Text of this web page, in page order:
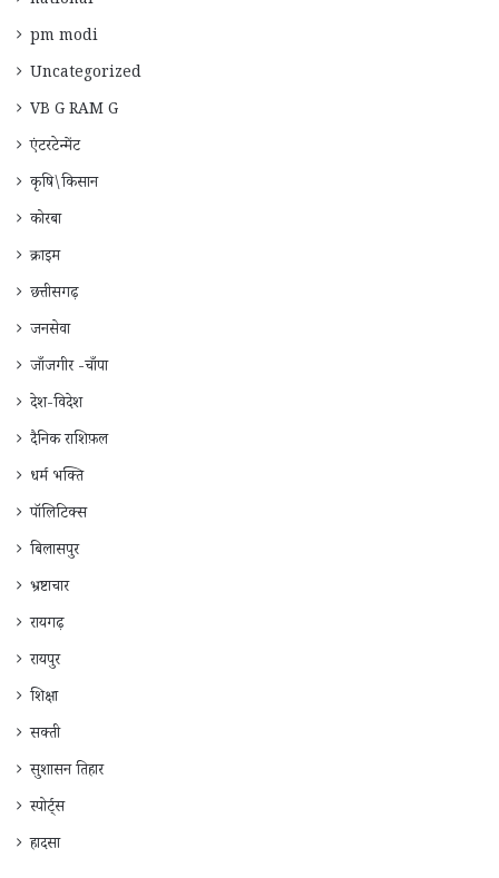
pm modi
Uncategorized
VB G RAM G
एंटरटेन्मेंट
कृषि\किसान
कोरबा
क्राइम
छत्तीसगढ़
जनसेवा
जाँजगीर -चाँपा
देश-विदेश
दैनिक राशिफ़ल
धर्म भक्ति
पॉलिटिक्स
बिलासपुर
भ्रष्टाचार
रायगढ़
रायपुर
शिक्षा
सक्ती
सुशासन तिहार
स्पोर्ट्स
हादसा